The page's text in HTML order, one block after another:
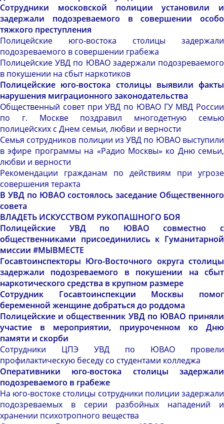
Сотрудники московской полиции установили и
задержали подозреваемого в совершении особо
тяжкого преступления
Полицейские юго-востока столицы задержали
подозреваемого в совершении грабежа
Полицейские УВД по ЮВАО задержали подозреваемого
в покушении на сбыт наркотиков
Полицейские юго-востока столицы выявили факты
нарушения миграционного законодательства
Общественный совет при УВД по ЮВАО ГУ МВД России
по г. Москве поздравил многодетную семью
полицейских с Днем семьи, любви и верности
Семья сотрудников полиции из УВД по ЮВАО выступили
в эфире программы на «Радио Москвы» ко Дню семьи,
любви и верности
Рекомендации гражданам по действиям при угрозе
совершения теракта
В УВД по ЮВАО состоялось заседание Общественного
совета
ВЛАДЕТЬ ИСКУССТВОМ РУКОПАШНОГО БОЯ
Полицейские УВД по ЮВАО совместно с
общественниками присоединились к Гуманитарной
миссии #МЫВМЕСТЕ
Госавтоинспекторы Юго-Восточного округа столицы
задержали подозреваемого в покушении на сбыт
наркотического средства в крупном размере
Сотрудник Госавтоинспекции Москвы помог
беременной женщине добраться до роддома
Полицейские и общественник УВД по ЮВАО приняли
участие в мероприятии, приуроченном ко Дню
памяти и скорби
Сотрудники ЦПЭ УВД по ЮВАО провели
профилактическую беседу со студентами колледжа
Оперативники юго-востока столицы задержали
подозреваемого в грабеже
На юго-востоке столицы сотрудники полиции задержали
подозреваемых в серии разбойных нападений и
хранении психотропного вещества